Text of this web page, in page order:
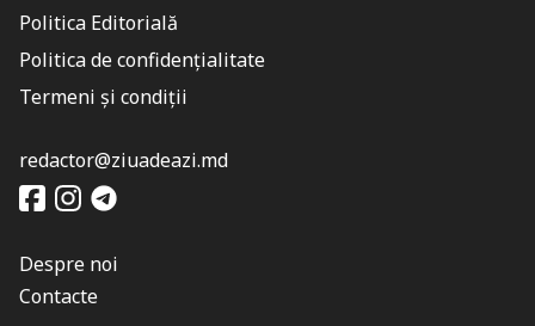
Politica Editorială
Politica de confidențialitate
Termeni și condiții
redactor@ziuadeazi.md
Despre noi
Contacte